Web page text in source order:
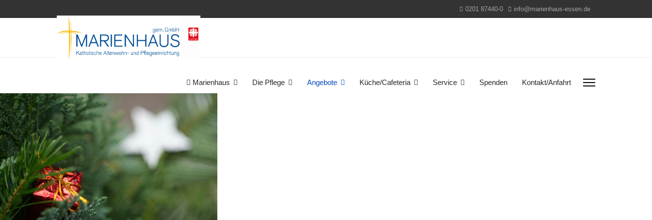
0201 87440-0 info@marienhaus-essen.de
Marienhaus Die Pflege Angebote Küche/Cafeteria Service Spenden Kontakt/Anfahrt